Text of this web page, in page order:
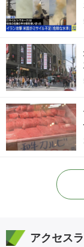
アクセス